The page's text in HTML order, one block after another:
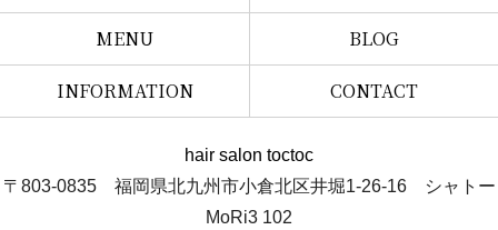
MENU BLOG
INFORMATION CONTACT
hair salon toctoc
〒803-0835 福岡県北九州市小倉北区井堀1-26-16 シャトー
MoRi3 102